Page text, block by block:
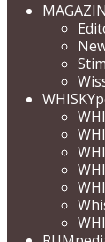
MAGAZIN